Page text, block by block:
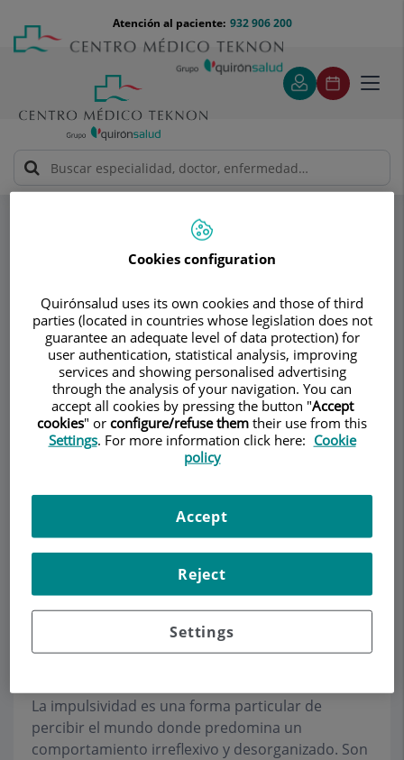
contenido
Menú
teléfono
cabecera
932 906 200
Atención al paciente:
Especialidades PsiquiaTEK
Adultos
PsiquiaTEK
PSICOLOGÍA CLÍNICA ADULTOS
PSIQUIATRÍA ADULTOS
PSIQUIATRÍA INFANTIL Y ADOLESCENTE
EquipoContacto
Impulsividad
La impulsividad es una forma particular de
percibir el mundo donde predomina un
comportamiento irreflexivo y desorganizado. Son
Cookies configuration
Quirónsalud uses its own cookies and those of third
parties (located in countries whose legislation does not
guarantee an adequate level of data protection) for
user authentication, statistical analysis, improving
services and showing personalised advertising
through the analysis of your navigation. You can
accept all cookies by pressing the button "Accept
cookies" or configure/refuse them their use from this
Settings. For more information click here: Cookie
policy
Settings
Reject
Accept